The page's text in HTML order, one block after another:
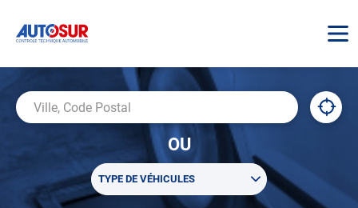
Code
Postal
À
,
OU
Sélectionner
un
TYPE DE VÉHICULES